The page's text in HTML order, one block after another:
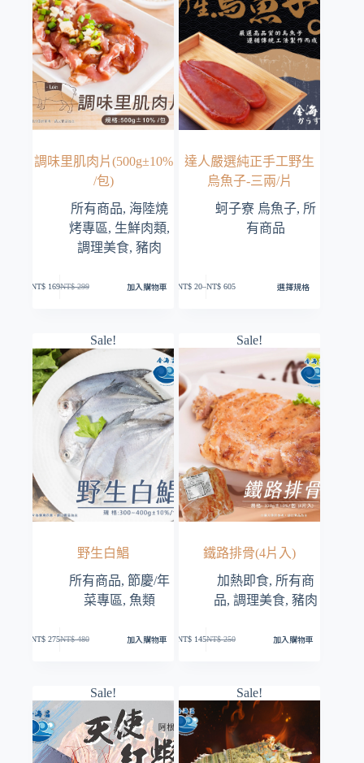
調味里肌肉片(500g±10%
/包)
所有商品, 海陸燒
烤專區, 生鮮肉類,
調理美食,豬肉
NT$299
原
NT$ 299。
NT$169
目
NT$ 169。
加入購物車
達人嚴選純正手工野生
烏魚子-三兩/片
蚵子寮 烏魚子, 所
有商品
NT$20–NT$605
價
到
選擇規格
產
款
式。
可
在
產
品
頁
面
選
選
項
Sale!
野生白鯧
所有商品,節慶/年
菜專區, 魚類
NT$480
原
NT$ 480。
NT$275
目
NT$ 275。
加入購物車
Sale!
鐵路排骨(4片入)
加熱即食, 所有商
品,調理美食,豬肉
NT$250
原
NT$ 250。
NT$145
目
NT$ 145。
加入購物車
Sale! Sale!